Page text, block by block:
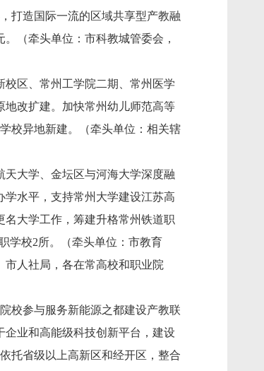
打造国际一流的区域共享型产教融
（牵头单位：市科教城管委会，
区、常州工学院二期、常州医学
改扩建。加快常州幼儿师范高等
校异地新建。（牵头单位：相关辖
大学、金坛区与河海大学深度融
水平，支持常州大学建设江苏高
大学工作，筹建升格常州铁道职
学校2所。（牵头单位：市教育
人社局，各在常高校和职业院
校参与服务新能源之都建设产教联
业和高能级科技创新平台，建设
托省级以上高新区和经开区，整合